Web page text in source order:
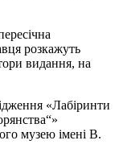
розкажуть
видання, на
«Лабіринти
музею імені В.